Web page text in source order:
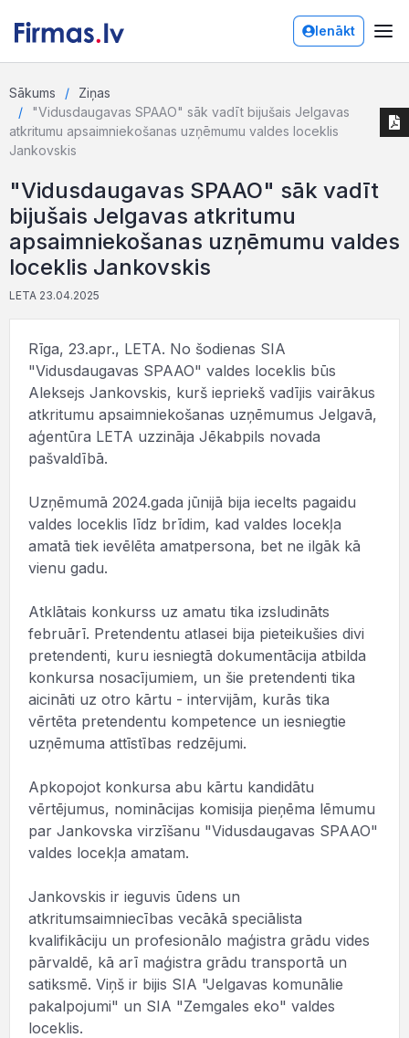
Ienākt
Sākums
Ziņas
"Vidusdaugavas SPAAO" sāk vadīt bijušais Jelgavas
atkritumu apsaimniekošanas uzņēmumu valdes loceklis
Jankovskis
"Vidusdaugavas SPAAO" sāk vadīt
bijušais Jelgavas atkritumu
apsaimniekošanas uzņēmumu valdes
loceklis Jankovskis
LETA 23.04.2025
Rīga, 23.apr., LETA. No šodienas SIA
"Vidusdaugavas SPAAO" valdes loceklis būs
Aleksejs Jankovskis, kurš iepriekš vadījis vairākus
atkritumu apsaimniekošanas uzņēmumus Jelgavā,
aģentūra LETA uzzināja Jēkabpils novada
pašvaldībā.
Uzņēmumā 2024.gada jūnijā bija iecelts pagaidu
valdes loceklis līdz brīdim, kad valdes locekļa
amatā tiek ievēlēta amatpersona, bet ne ilgāk kā
vienu gadu.
Atklātais konkurss uz amatu tika izsludināts
februārī. Pretendentu atlasei bija pieteikušies divi
pretendenti, kuru iesniegtā dokumentācija atbilda
konkursa nosacījumiem, un šie pretendenti tika
aicināti uz otro kārtu - intervijām, kurās tika
vērtēta pretendentu kompetence un iesniegtie
uzņēmuma attīstības redzējumi.
Apkopojot konkursa abu kārtu kandidātu
vērtējumus, nominācijas komisija pieņēma lēmumu
par Jankovska virzīšanu "Vidusdaugavas SPAAO"
valdes locekļa amatam.
Jankovskis ir ieguvis ūdens un
atkritumsaimniecības vecākā speciālista
kvalifikāciju un profesionālo maģistra grādu vides
pārvaldē, kā arī maģistra grādu transportā un
satiksmē. Viņš ir bijis SIA "Jelgavas komunālie
pakalpojumi" un SIA "Zemgales eko" valdes
loceklis.